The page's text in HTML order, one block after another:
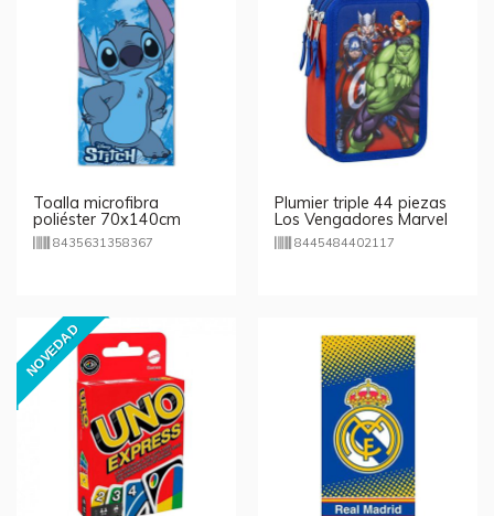
Toalla microfibra
poliéster 70x140cm
Stitch Cool
8435631358367
Plumier triple 44 piezas
Los Vengadores Marvel
8445484402117
NOVEDAD